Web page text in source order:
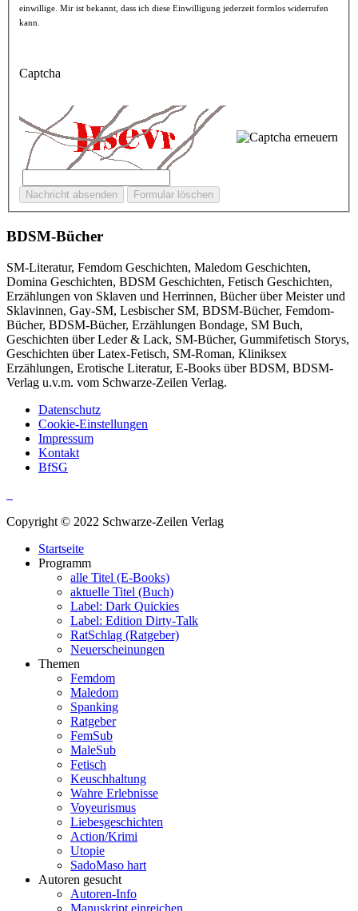
einwillige. Mir ist bekannt, dass ich diese Einwilligung jederzeit formlos widerrufen
kann.
Captcha
BDSM-Bücher
SM-Literatur, Femdom Geschichten, Maledom Geschichten,
Domina Geschichten, BDSM Geschichten, Fetisch Geschichten,
Erzählungen von Sklaven und Herrinnen, Bücher über Meister und
Sklavinnen, Gay-SM, Lesbischer SM, BDSM-Bücher, Femdom-
Bücher, BDSM-Bücher, Erzählungen Bondage, SM Buch,
Geschichten über Leder & Lack, SM-Bücher, Gummifetisch Storys,
Geschichten über Latex-Fetisch, SM-Roman, Kliniksex
Erzählungen, Erotische Literatur, E-Books über BDSM, BDSM-
Verlag u.v.m. vom Schwarze-Zeilen Verlag.
Datenschutz
Cookie-Einstellungen
Impressum
Kontakt
BfSG
Copyright © 2022 Schwarze-Zeilen Verlag
Startseite
Programm
alle Titel (E-Books)
aktuelle Titel (Buch)
Label: Dark Quickies
Label: Edition Dirty-Talk
RatSchlag (Ratgeber)
Neuerscheinungen
Themen
Femdom
Maledom
Spanking
Ratgeber
FemSub
MaleSub
Fetisch
Keuschhaltung
Wahre Erlebnisse
Voyeurismus
Liebesgeschichten
Action/Krimi
Utopie
SadoMaso hart
Autoren gesucht
Autoren-Info
Manuskript einreichen